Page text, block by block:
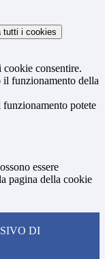
tutti i cookies
cookie consentire.
il funzionamento della
funzionamento potete
essere
pagina della cookie
DI